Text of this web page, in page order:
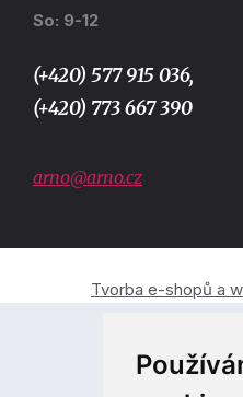
So: 9-12
(+420) 577 915 036,
(+420) 773 667 390
arno@arno.cz
Tvorba e-shopů a